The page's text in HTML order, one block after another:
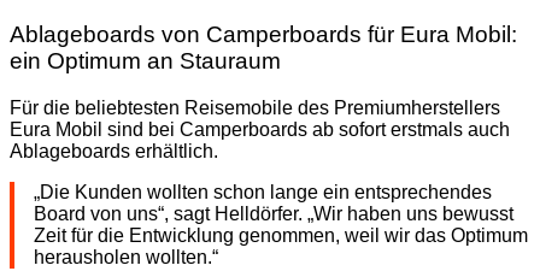
Ablageboards von Camperboards für Eura Mobil:
ein Optimum an Stauraum
Für die beliebtesten Reisemobile des Premiumherstellers
Eura Mobil sind bei Camperboards ab sofort erstmals auch
Ablageboards erhältlich.
„Die Kunden wollten schon lange ein entsprechendes
Board von uns“, sagt Helldörfer. „Wir haben uns bewusst
Zeit für die Entwicklung genommen, weil wir das Optimum
herausholen wollten.“